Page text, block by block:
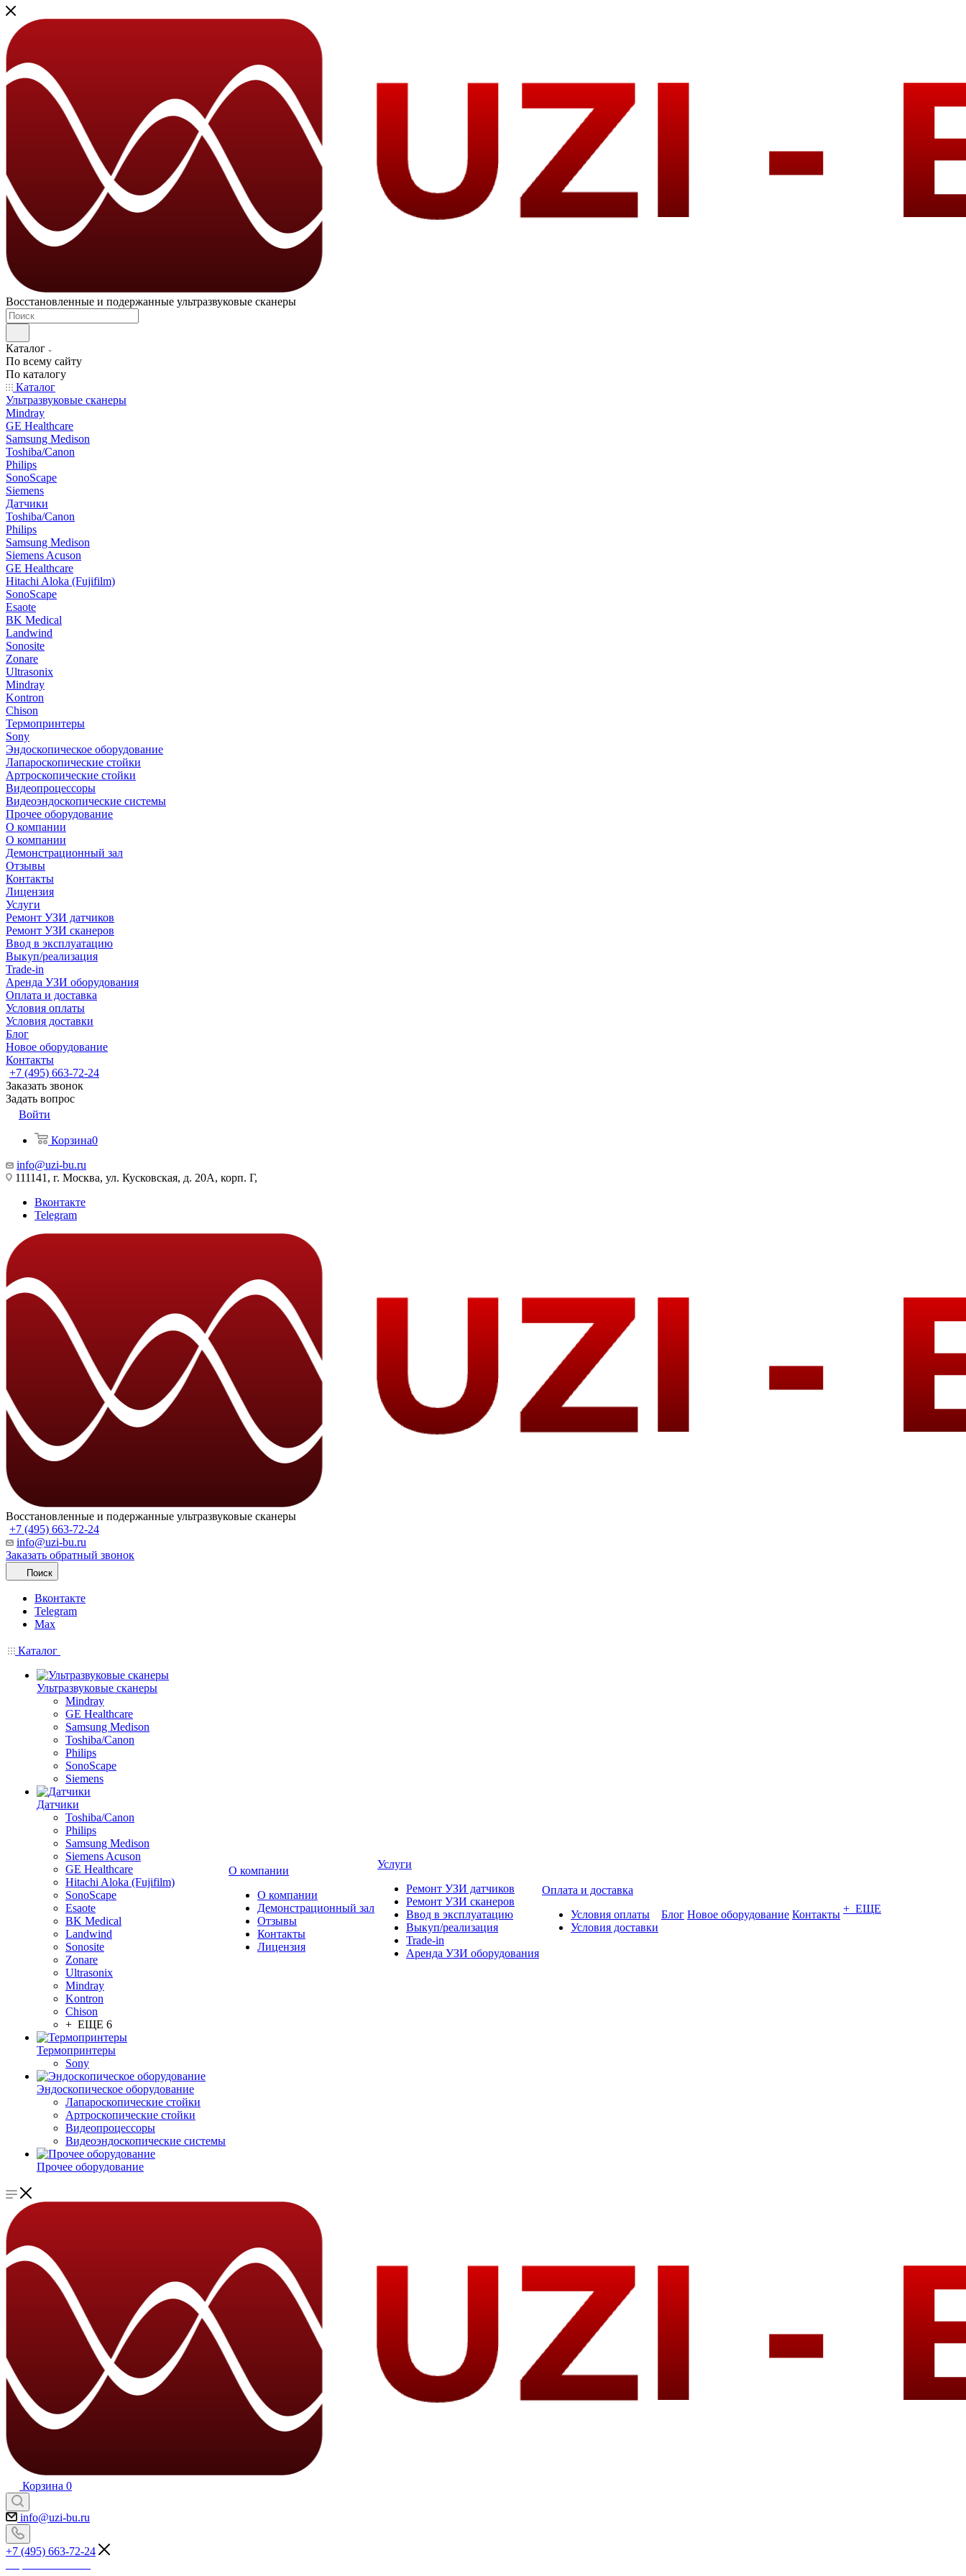
Восстановленные и подержанные ультразвуковые сканеры
Каталог
По всему сайту
По каталогу
Каталог
Ультразвуковые сканеры
Mindray
GE Healthcare
Samsung Medison
Toshiba/Canon
Philips
SonoScape
Siemens
Датчики
Toshiba/Canon
Philips
Samsung Medison
Siemens Acuson
GE Healthcare
Hitachi Aloka (Fujifilm)
SonoScape
Esaote
BK Medical
Landwind
Sonosite
Zonare
Ultrasonix
Mindray
Kontron
Chison
Термопринтеры
Sony
Эндоскопическое оборудование
Лапароскопические стойки
Артроскопические стойки
Видеопроцессоры
Видеоэндоскопические системы
Прочее оборудование
О компании
О компании
Демонстрационный зал
Отзывы
Контакты
Лицензия
Услуги
Ремонт УЗИ датчиков
Ремонт УЗИ сканеров
Ввод в эксплуатацию
Выкуп/реализация
Trade-in
Аренда УЗИ оборудования
Оплата и доставка
Условия оплаты
Условия доставки
Блог
Новое оборудование
Контакты
+7 (495) 663-72-24
Заказать звонок
Задать вопрос
Войти
Корзина0
info@uzi-bu.ru
111141, г. Москва, ул. Кусковская, д. 20А, корп. Г,
Вконтакте
Telegram
Восстановленные и подержанные ультразвуковые сканеры
+7 (495) 663-72-24
info@uzi-bu.ru
Заказать обратный звонок
Поиск
Вконтакте
Telegram
Max
Каталог
Ультразвуковые сканеры
Mindray
GE Healthcare
Samsung Medison
Toshiba/Canon
Philips
SonoScape
Siemens
Датчики
Toshiba/Canon
Philips
Samsung Medison
Siemens Acuson
GE Healthcare
Hitachi Aloka (Fujifilm)
SonoScape
Esaote
BK Medical
Landwind
Sonosite
Zonare
Ultrasonix
Mindray
Kontron
Chison
+ ЕЩЕ 6
Термопринтеры
Sony
Эндоскопическое оборудование
Лапароскопические стойки
Артроскопические стойки
Видеопроцессоры
Видеоэндоскопические системы
Прочее оборудование
О компании
О компании
Демонстрационный зал
Отзывы
Контакты
Лицензия
Услуги
Ремонт УЗИ датчиков
Ремонт УЗИ сканеров
Ввод в эксплуатацию
Выкуп/реализация
Trade-in
Аренда УЗИ оборудования
Оплата и доставка
Условия оплаты
Условия доставки
Блог Новое оборудование Контакты + ЕЩЕ
Корзина 0
info@uzi-bu.ru
+7 (495) 663-72-24